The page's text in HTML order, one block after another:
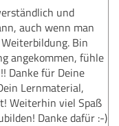
und
auch wenn man
Bin
angekommen, fühle
Danke für Deine
Lernmaterial,
Weiterhin viel Spaß
Danke dafür :-)